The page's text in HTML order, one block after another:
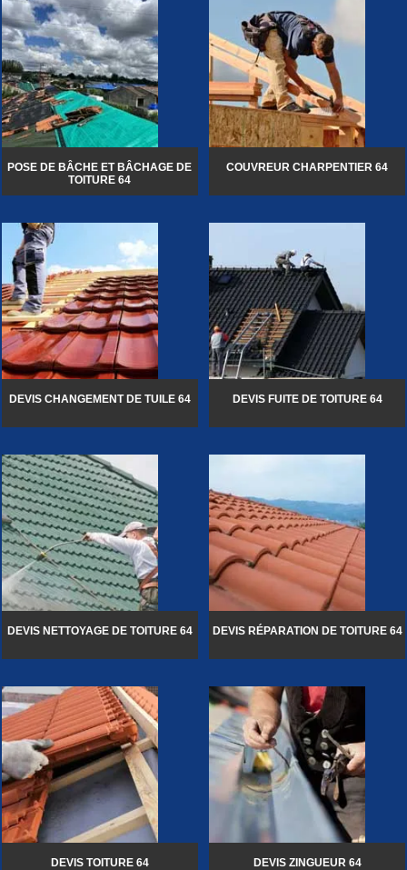
POSE DE BÂCHE ET BÂCHAGE DE
TOITURE 64
COUVREUR CHARPENTIER 64
DEVIS CHANGEMENT DE TUILE 64 DEVIS FUITE DE TOITURE 64
DEVIS NETTOYAGE DE TOITURE 64 DEVIS RÉPARATION DE TOITURE 64
DEVIS TOITURE 64 DEVIS ZINGUEUR 64